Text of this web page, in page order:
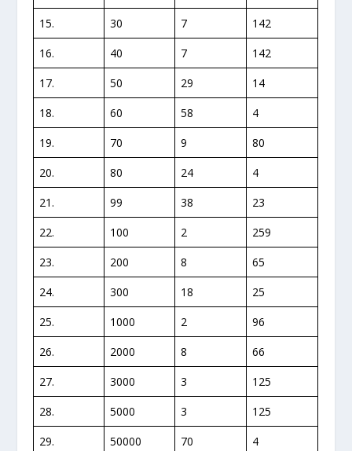
15.
30 7
142
16.
40 7
142
17.
50 29
14
18.
60 58
4
19.
70 9
80
20.
80 24
4
21.
99 38
23
22.
100 2
259
23.
200 8
65
24.
300 18
25
25.
1000 2
96
26.
2000 8
66
27.
3000 3
125
28.
5000 3
125
29.
50000 70
4